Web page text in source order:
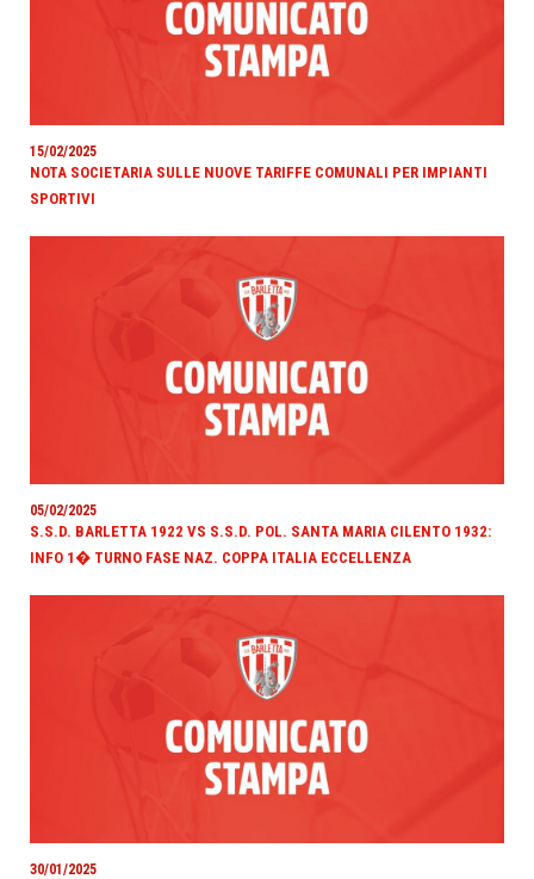
15/02/2025
NOTA SOCIETARIA SULLE NUOVE TARIFFE COMUNALI PER IMPIANTI
SPORTIVI
05/02/2025
S.S.D. BARLETTA 1922 VS S.S.D. POL. SANTA MARIA CILENTO 1932:
INFO 1� TURNO FASE NAZ. COPPA ITALIA ECCELLENZA
30/01/2025